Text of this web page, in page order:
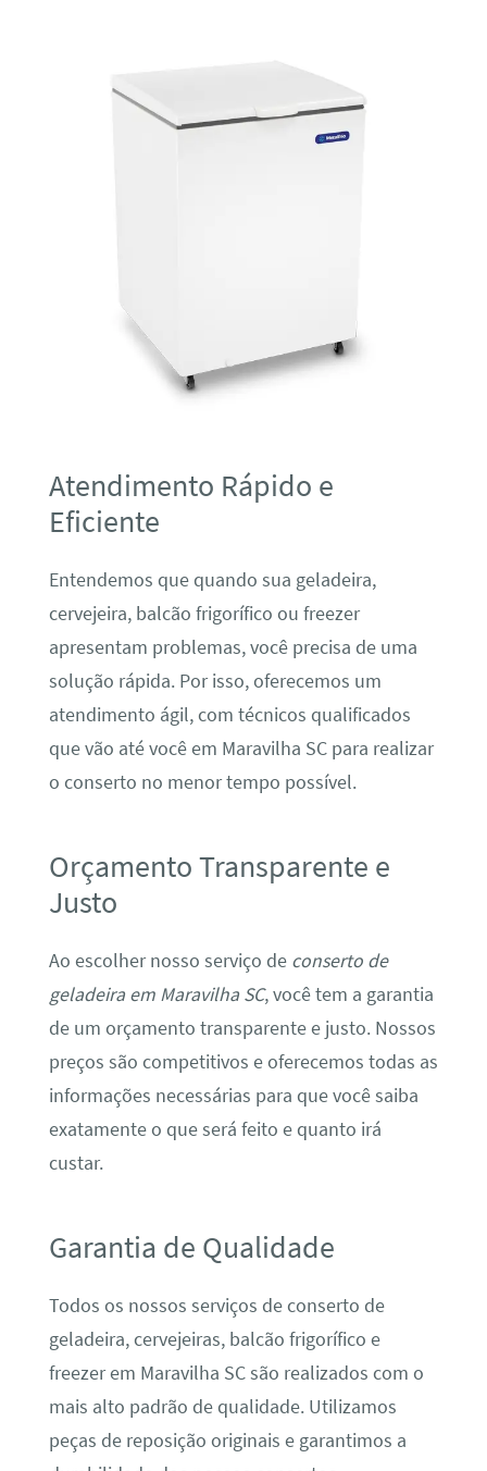
Atendimento Rápido e
Eficiente
Entendemos que quando sua geladeira,
cervejeira, balcão frigorífico ou freezer
apresentam problemas, você precisa de uma
solução rápida. Por isso, oferecemos um
atendimento ágil, com técnicos qualificados
que vão até você em Maravilha SC para realizar
o conserto no menor tempo possível.
Orçamento Transparente e
Justo
Ao escolher nosso serviço de conserto de
geladeira em Maravilha SC, você tem a garantia
de um orçamento transparente e justo. Nossos
preços são competitivos e oferecemos todas as
informações necessárias para que você saiba
exatamente o que será feito e quanto irá
custar.
Garantia de Qualidade
Todos os nossos serviços de conserto de
geladeira, cervejeiras, balcão frigorífico e
freezer em Maravilha SC são realizados com o
mais alto padrão de qualidade. Utilizamos
peças de reposição originais e garantimos a